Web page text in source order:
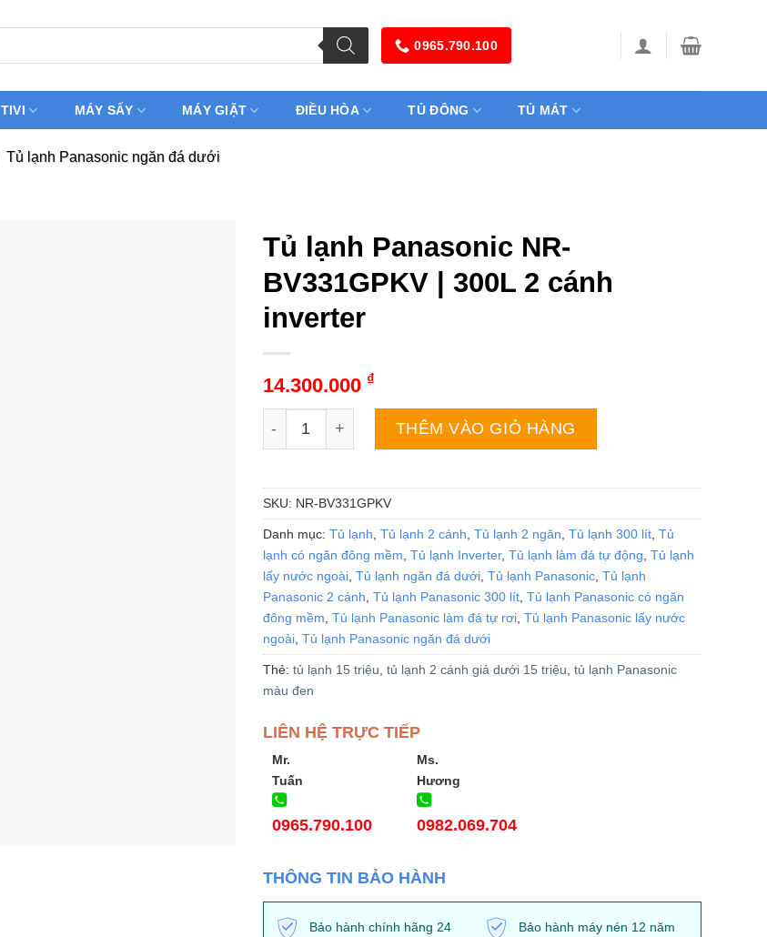
0965.790.100
TIVI MÁY SẤY MÁY GIẶT ĐIỀU HÒA TỦ ĐÔNG TỦ MÁT
Tủ lạnh Panasonic ngăn đá dưới
Tủ lạnh Panasonic NR-
BV331GPKV | 300L 2 cánh
inverter
14.300.000 ₫
Tủ lạnh Panasonic NR-BV331GPKV | 300L 2 cánh inverter số lượng
THÊM VÀO GIỎ HÀNG
SKU: NR-BV331GPKV
Danh mục: Tủ lạnh Tủ lạnh 2 cánh Tủ lạnh 2 ngăn Tủ lạnh 300 lít, Tủ
lạnh có ngăn đông mềm Tủ lạnh Inverter, Tủ lạnh làm đá tự động Tủ lạnh
lấy nước ngoài, Tủ lạnh ngăn đá dưới, Tủ lạnh Panasonic, Tủ lạnh
Panasonic 2 cánh Tủ lạnh Panasonic 300 lít, Tủ lạnh Panasonic có ngăn
đông mềm Tủ lạnh Panasonic làm đá tự rơi, Tủ lạnh Panasonic lấy nước
ngoài, Tủ lạnh Panasonic ngăn đá dưới
Thẻ: tủ lạnh 15 triệu tủ lạnh 2 cánh giá dưới 15 triệu tủ lạnh Panasonic
màu đen
LIÊN HỆ TRỰC TIẾP
Mr.
Tuấn
0965.790.100
Ms.
Hương
0982.069.704
THÔNG TIN BẢO HÀNH
Bảo hành chính hãng 24
Bảo hành máy nén 12 năm